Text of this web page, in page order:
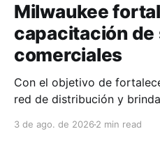
Milwaukee
capacitación de
comerciales
Con el objetivo de
red de distribución y
técnico, Milwaukee llevó a
3 de ago. de 2026 2 min read